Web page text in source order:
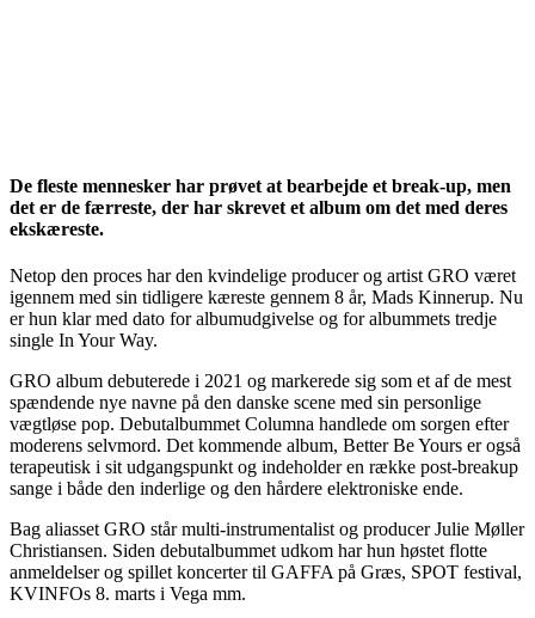
De fleste mennesker har prøvet at bearbejde et break-up, men
det er de færreste, der har skrevet et album om det med deres
ekskæreste.
Netop den proces har den kvindelige producer og artist GRO været
igennem med sin tidligere kæreste gennem 8 år, Mads Kinnerup. Nu
er hun klar med dato for albumudgivelse og for albummets tredje
single In Your Way.
GRO album debuterede i 2021 og markerede sig som et af de mest
spændende nye navne på den danske scene med sin personlige
vægtløse pop. Debutalbummet Columna handlede om sorgen efter
moderens selvmord. Det kommende album, Better Be Yours er også
terapeutisk i sit udgangspunkt og indeholder en række post-breakup
sange i både den inderlige og den hårdere elektroniske ende.
Bag aliasset GRO står multi-instrumentalist og producer Julie Møller
Christiansen. Siden debutalbummet udkom har hun høstet flotte
anmeldelser og spillet koncerter til GAFFA på Græs, SPOT festival,
KVINFOs 8. marts i Vega mm.